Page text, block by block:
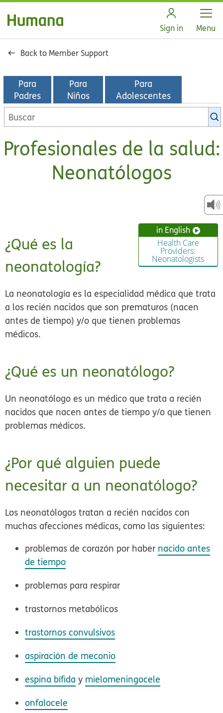
Sign in Open
Menu
Back to Member Support
Para
Padres
Para
Niños
Para
Adolescentes
Buscar
en
biblioteca
Profesionales de la salud:
Neonatólogos
in English
Health Care
Providers:
Neonatologists
¿Qué es la
neonatología?
La neonatología es la especialidad médica que trata
a los recién nacidos que son prematuros (nacen
antes de tiempo) y/o que tienen problemas
médicos.
¿Qué es un neonatólogo?
Un neonatólogo es un médico que trata a recién
nacidos que nacen antes de tiempo y/o que tienen
problemas médicos.
¿Por qué alguien puede
necesitar a un neonatólogo?
Los neonatólogos tratan a recién nacidos con
muchas afecciones médicas, como las siguientes:
problemas de corazón por haber nacido antes
de tiempo
problemas para respirar
trastornos metabólicos
trastornos convulsivos
aspiración de meconio
espina bífida y mielomeningocele
onfalocele